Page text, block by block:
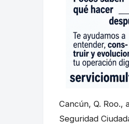
Cancún, Q.
Seguridad